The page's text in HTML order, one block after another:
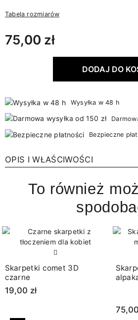
Tabela rozmiarów
75,00 zł
DODAJ DO
Wysyłka w 48 h
Bezpieczne
OPIS I WŁAŚCIWOŚCI
To również
Skarpetki comet 3D
czarne
19,00 zł